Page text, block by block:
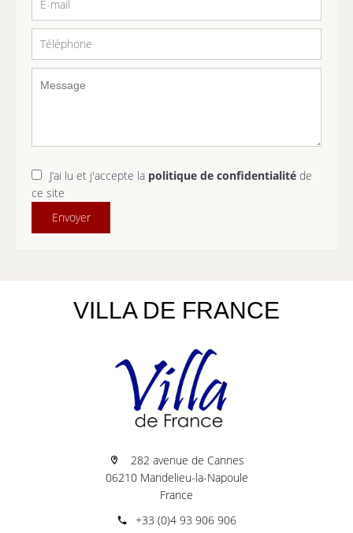
J’ai lu et j'accepte la politique de confidentialité de
ce site
Envoyer
VILLA DE FRANCE
282 avenue de Cannes
06210 Mandelieu-la-Napoule
France
+33 (0)4 93 906 906